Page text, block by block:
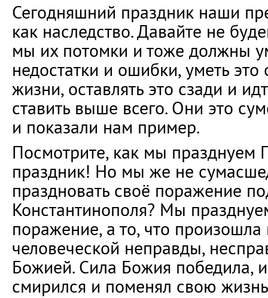
Сегодняшний праздник наши
как наследство. Давайте не
мы их потомки и тоже должны
недостатки и ошибки, уметь
жизни, оставлять это сзади и
ставить выше всего. Они это
и показали нам пример.
Посмотрите, как мы празднуем
праздник! Но мы же не
праздновать своё поражение
Константинополя? Мы
поражение, а то, что произошла
человеческой неправды,
Божией. Сила Божия победила,
смирился и поменял свою